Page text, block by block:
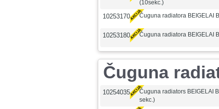
(10sekc.)
10253170 Čuguna radiatora BEIGELAI
10253180 Čuguna radiatora BEIGELAI
Čuguna
10254035
Čuguna radiators BEIGELAI
sekc.)